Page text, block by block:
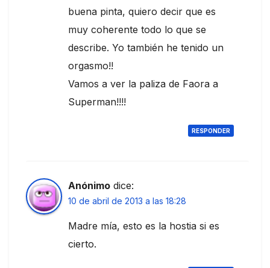
buena pinta, quiero decir que es
muy coherente todo lo que se
describe. Yo también he tenido un
orgasmo!!
Vamos a ver la paliza de Faora a
Superman!!!!
RESPONDER
Anónimo dice:
10 de abril de 2013 a las 18:28
Madre mía, esto es la hostia si es
cierto.